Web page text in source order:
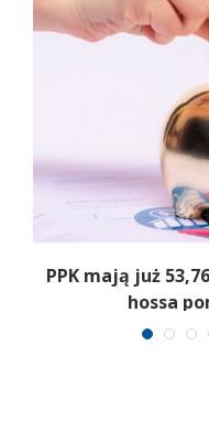
PPK mają już
hossa